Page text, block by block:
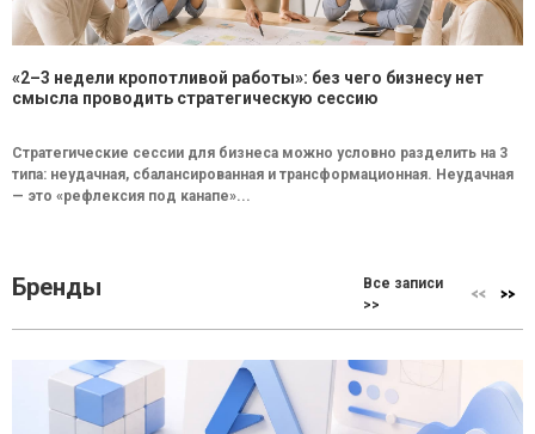
«2–3 недели кропотливой работы»: без чего бизнесу нет
смысла проводить стратегическую сессию
Стратегические сессии для бизнеса можно условно разделить на 3
типа: неудачная, сбалансированная и трансформационная. Неудачная
— это «рефлексия под канапе»...
Бренды
Все записи
>>